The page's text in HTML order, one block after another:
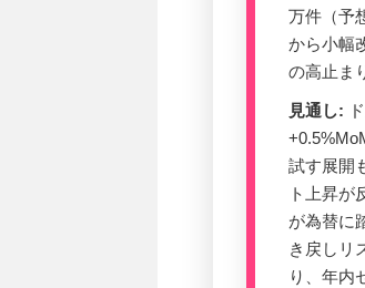
万件（予
から小幅
の高止ま
見通し:
試す展開
ト上昇が
が為替に
き戻しリ
り、年内